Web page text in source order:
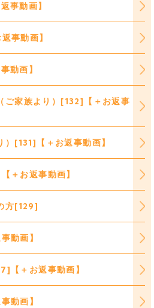
事動画】
事動画】
動画】
家族より）[132]【＋お返事
[131]【＋お返事動画】
＋お返事動画】
方[129]
動画】
【＋お返事動画】
動画】